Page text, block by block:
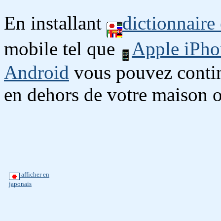
En installant
mobile tel que
Apple
Android vous pouvez
en dehors de votre maison
afficher en
japonais